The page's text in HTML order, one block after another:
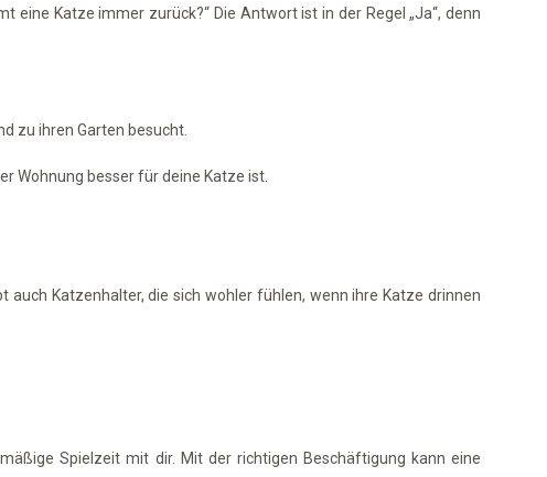
eine Katze immer zurück?“ Die Antwort ist in der Regel „Ja“, denn
zu ihren Garten besucht.
Wohnung besser für deine Katze ist.
auch Katzenhalter, die sich wohler fühlen, wenn ihre Katze drinnen
Spielzeit mit dir. Mit der richtigen Beschäftigung kann eine